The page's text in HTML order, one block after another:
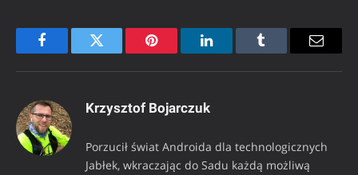
FacebookTwitter Pinterest LinkedInTumblr Email
Krzysztof Bojarczuk
Porzucił świat Androida dla technologicznych
Jabłek, wkraczając do Sadu każdą możliwą